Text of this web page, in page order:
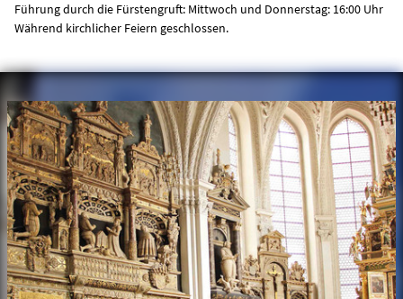
Führung durch die Fürstengruft: Mittwoch und Donnerstag: 16:00 Uhr
Während kirchlicher Feiern geschlossen.